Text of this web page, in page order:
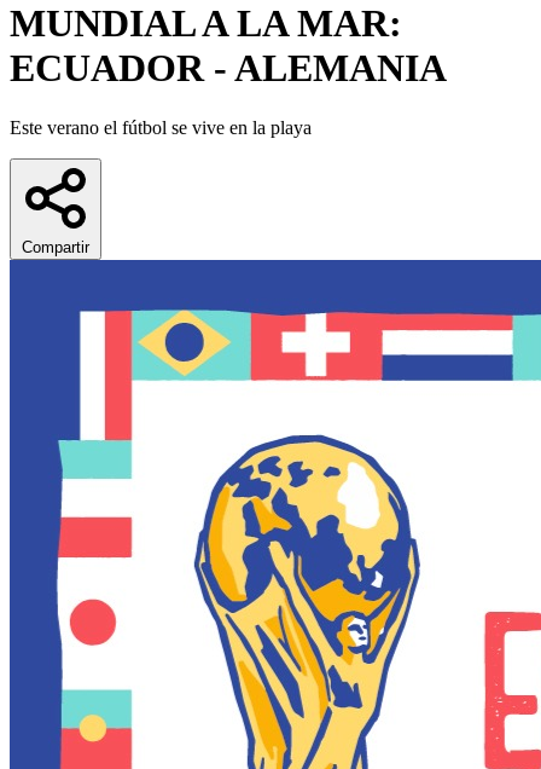
MUNDIAL A LA MAR:
ECUADOR - ALEMANIA
Este verano el fútbol se vive en la playa
Compartir